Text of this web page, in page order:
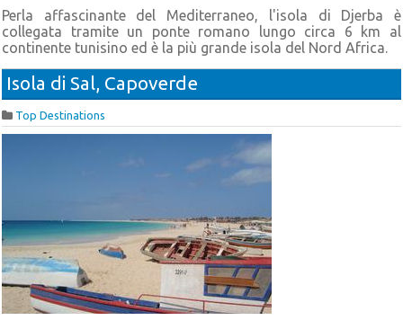
Perla affascinante del Mediterraneo, l'isola di Djerba è
collegata tramite un ponte romano lungo circa 6 km al
continente tunisino ed è la più grande isola del Nord Africa.
Isola di Sal, Capoverde
Top Destinations